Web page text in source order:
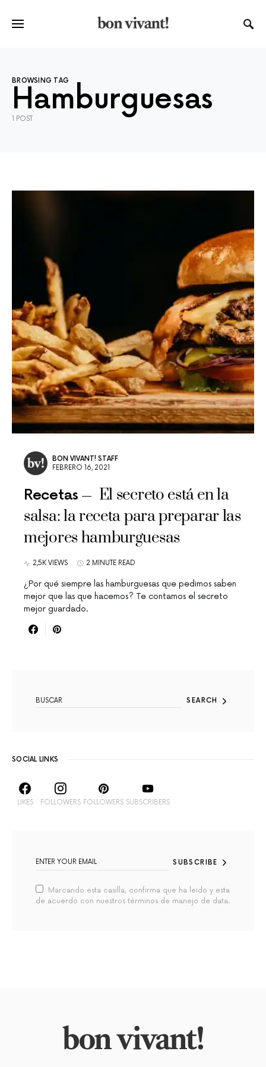
BROWSING TAG
Hamburguesas
1 POST
BON VIVANT! STAFF
FEBRERO 16, 2021
Recetas
El secreto está en la
salsa: la receta para preparar las
mejores hamburguesas
2,5K VIEWS 2 MINUTE READ
¿Por qué siempre las hamburguesas que pedimos saben
mejor que las que hacemos? Te contamos el secreto
mejor guardado.
SEARCH
SOCIAL LINKS
LIKES FOLLOWERS FOLLOWERS SUBSCRIBERS
SUBSCRIBE
Marcando esta casilla, confirma que ha leido y esta
de acuerdo con nuestros términos de manejo de data.